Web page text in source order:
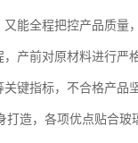
能全程把控产品质
产前对原材料进行
键指标，不合格产品
打造，各项优点贴合